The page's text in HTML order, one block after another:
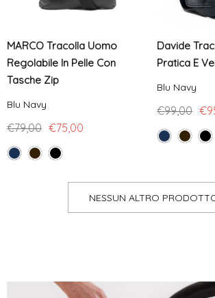
MARCO Tracolla Uomo
Regolabile In Pelle Con
Tasche Zip
Blu Navy
€79,00 €75,00
Davide
Pratica E
Blu Navy
€99,00
NESSUN ALTRO